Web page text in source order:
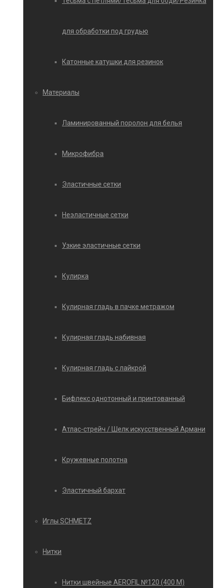
для обработки под грудью
Катонные катушки для резинок
Материалы
Ламинированный поролон для белья
Микрофибра
Эластичные сетки
Неэластичные сетки
Узкие эластичные сетки
Кулирка
Кулирная гладь в пачке метражом
Кулирная гладь набивная
Кулирная гладь с лайкрой
Бифлекс однотонный и принтованный
Атлас-стрейч / Шелк искусственный Армани
Кружевные полотна
Эластичный бархат
Иглы SCHMETZ
Нитки
Нитки швейные AEROFIL №120 (400 М)